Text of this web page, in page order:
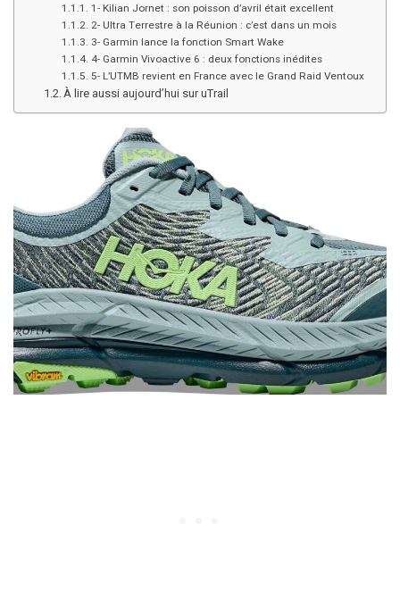
1- Kilian Jornet : son poisson d’avril était excellent
2- Ultra Terrestre à la Réunion : c’est dans un mois
3- Garmin lance la fonction Smart Wake
4- Garmin Vivoactive 6 : deux fonctions inédites
5- L’UTMB revient en France avec le Grand Raid Ventoux
À lire aussi aujourd’hui sur uTrail